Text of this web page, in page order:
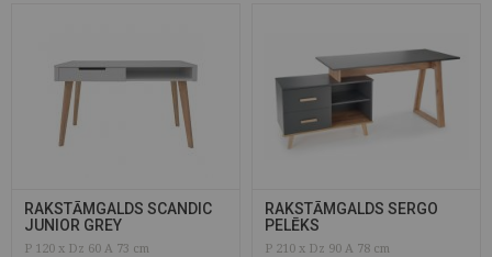
RAKSTĀMGALDS SCANDIC
JUNIOR GREY
P 120 x Dz 60 A 73 cm
RAKSTĀMGALDS SERGO
PELĒKS
P 210 x Dz 90 A 78 cm